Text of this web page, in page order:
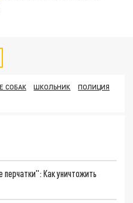
СОБАК ШКОЛЬНИК
ПОЛИЦИЯ
перчатки": Как уничтожить